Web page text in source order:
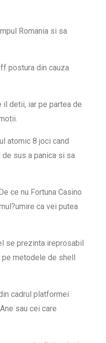
Romania si sa
postura din cauza
il detii, iar pe partea de
atomic 8 joci cand
sus a panica si sa
ce nu Fortuna Casino
ca vei putea
se prezinta ireprosabil
metodele de shell
cadrul platformei
sau cei care